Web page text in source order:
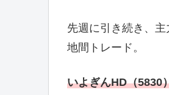
先週に引き続き、
地間トレード。
いよぎんHD（5830